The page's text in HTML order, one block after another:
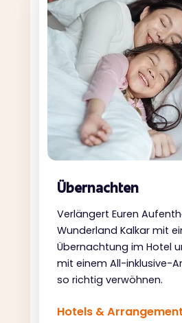
Übernachten
Verlängert Euren
Wunderland Kalkar mit
Übernachtung im Hotel
mit einem All-inklusive-
so richtig verwöhnen.
Hotels &